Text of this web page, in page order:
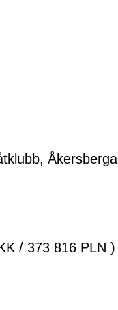
Åkersberga
/ 373 816 PLN )